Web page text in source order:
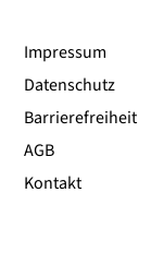
Impressum
Datenschutz
Barrierefreiheit
AGB
Kontakt